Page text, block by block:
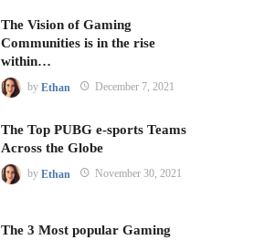
The Vision of Gaming
Communities is in the rise
within…
by Ethan December 7, 2021
The Top PUBG e-sports Teams
Across the Globe
by Ethan November 30, 2021
The 3 Most popular Gaming